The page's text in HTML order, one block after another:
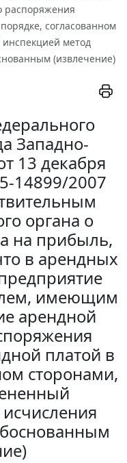
распоряжения
согласованном
метод
(извлечение)
Западно-
13 декабря
14899/2007
органа о
на прибыль,
в арендных
имеющим
арендной
платой в
сторонами,